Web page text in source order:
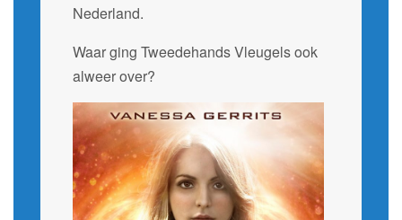
Nederland.
Waar ging Tweedehands Vleugels ook
alweer over?